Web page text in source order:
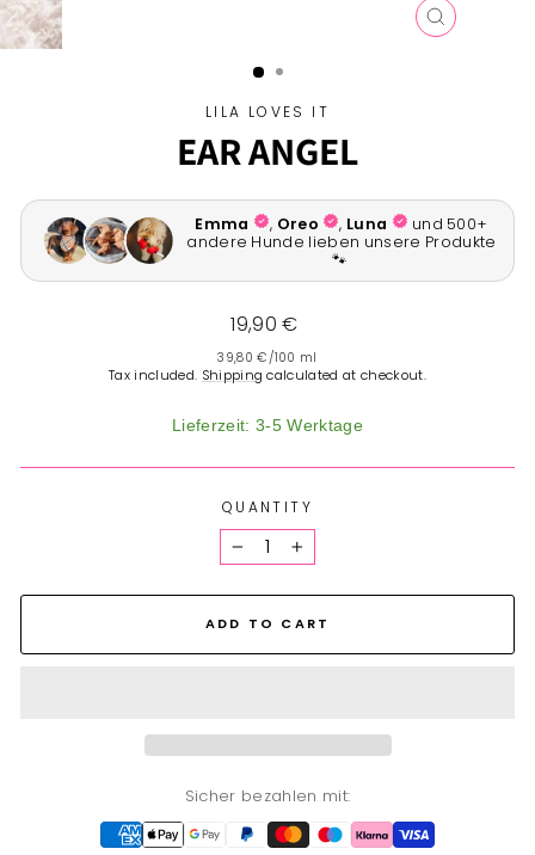
CLOSE
LILA LOVES IT
EAR ANGEL
Regular
19,90 €
39,80 € /100 ml
Tax included. Shipping calculated at checkout.
Lieferzeit: 3-5 Werktage
QUANTITY
− +
ADD TO CART
Sicher bezahlen mit: